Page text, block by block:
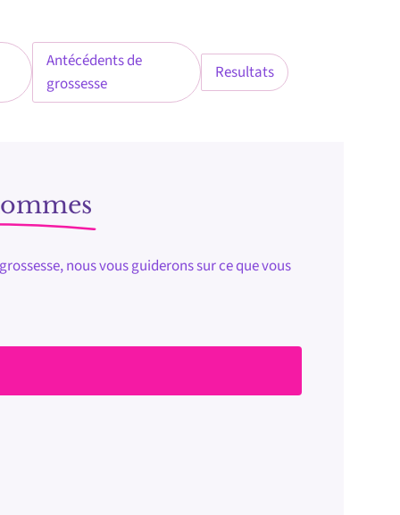
Antécédents de
grossesse
Resultats
nous vous guiderons sur ce que vous